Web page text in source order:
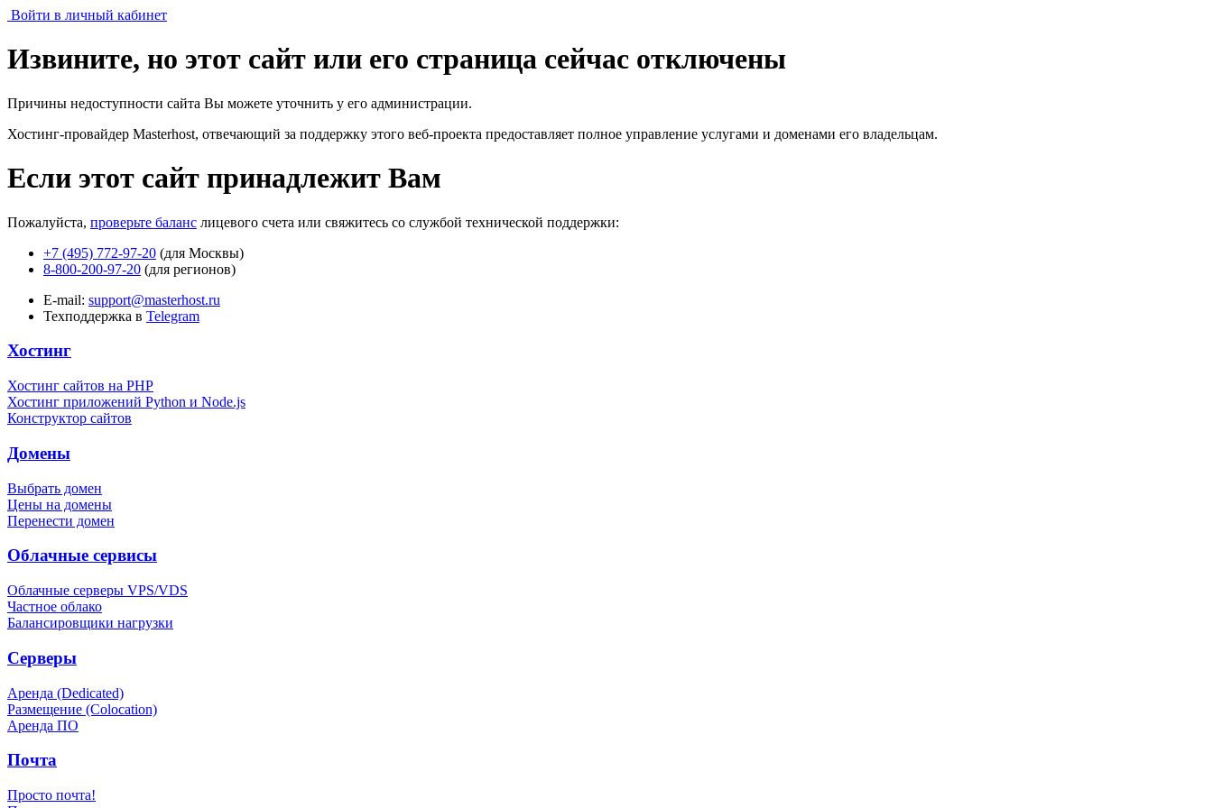
Войти в личный кабинет
Извините, но этот сайт или его страница сейчас отключены
Причины недоступности сайта Вы можете уточнить у его администрации.
Хостинг-провайдер Masterhost, отвечающий за поддержку этого веб-проекта предоставляет полное управление услугами и доменами его владельцам.
Если этот сайт принадлежит Вам
Пожалуйста, проверьте баланс лицевого счета или свяжитесь со службой технической поддержки:
+7 (495) 772-97-20 (для Москвы)
8-800-200-97-20 (для регионов)
E-mail: support@masterhost.ru
Техподдержка в Telegram
Хостинг
Хостинг сайтов на PHP
Хостинг приложений Python и Node.js
Конструктор сайтов
Домены
Выбрать домен
Цены на домены
Перенести домен
Облачные сервисы
Облачные серверы VPS/VDS
Частное облако
Балансировщики нагрузки
Серверы
Аренда (Dedicated)
Размещение (Colocation)
Аренда ПО
Почта
Просто почта!